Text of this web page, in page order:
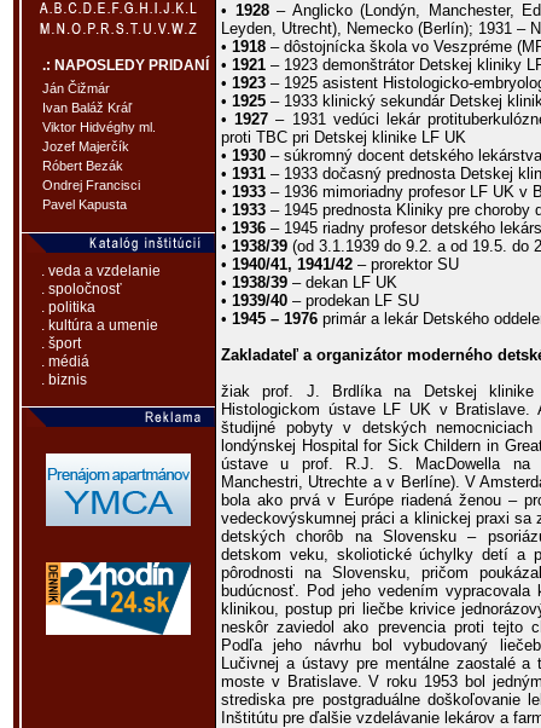
.: NAPOSLEDY PRIDANÍ
Ján Čižmár
Ivan Baláž Kráľ
Viktor Hidvéghy ml.
Jozef Majerčík
Róbert Bezák
Ondrej Francisci
Pavel Kapusta
. veda a vzdelanie
. spoločnosť
. politika
. kultúra a umenie
. šport
. médiá
. biznis
• 1928– Anglicko (Londýn, Manchester,
Leyden, Utrecht), Nemecko (Berlín); 1931 –
• 1918 – dôstojnícka škola vo Veszpréme
• 1921 – 1923 demonštrátor Detskej kliniky
• 1923 – 1925 asistent Histologicko-
• 1925 – 1933 klinický sekundár Detskej
•1927 – 1931 vedúci lekár
proti TBC pri Detskej klinike LF UK
• 1930 – súkromný docent detského
• 1931 – 1933 dočasný prednosta Detskej
• 1933 – 1936 mimoriadny profesor LF UK v
• 1933 – 1945 prednosta Kliniky pre choroby
• 1936 – 1945 riadny profesor detského
• 1938/39 (od 3.1.1939 do 9.2. a od 19.5. do
• 1940/41, 1941/42 – prorektor SU
• 1938/39 – dekan LF UK
• 1939/40 – prodekan LF SU
• 1945 – 1976 primár a lekár Detského
Zakladateľ a organizátor moderného
žiak prof. J. Brdlíka na Detskej klinike
Histologickom ústave LF UK v Bratislave.
študijné pobyty v detských
londýnskej Hospital for Sick Childern in
ústave u prof. R.J. S. MacDowella na
Manchestri, Utrechte a v Berlíne). V
bola ako prvá v Európe riadená ženou –
vedeckovýskumnej práci a klinickej praxi sa
detských chorôb na Slovensku –
detskom veku, skoliotické úchylky detí a
pôrodnosti na Slovensku, pričom
budúcnosť. Pod jeho vedením
klinikou, postup pri liečbe krivice
neskôr zaviedol ako prevencia proti tejto
Podľa jeho návrhu bol vybudovaný
Lučivnej a ústavy pre mentálne zaostalé a
moste v Bratislave. V roku 1953 bol
strediska pre postgraduálne doškoľovanie
Inštitútu pre ďalšie vzdelávanie lekárov a